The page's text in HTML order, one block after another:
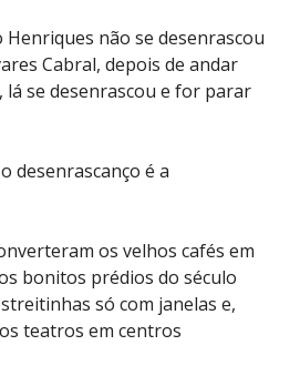
Henriques não se desenrascou
Cabral, depois de andar
se desenrascou e for parar
desenrascanço é a
os velhos cafés em
bonitos prédios do século
só com janelas e,
teatros em centros